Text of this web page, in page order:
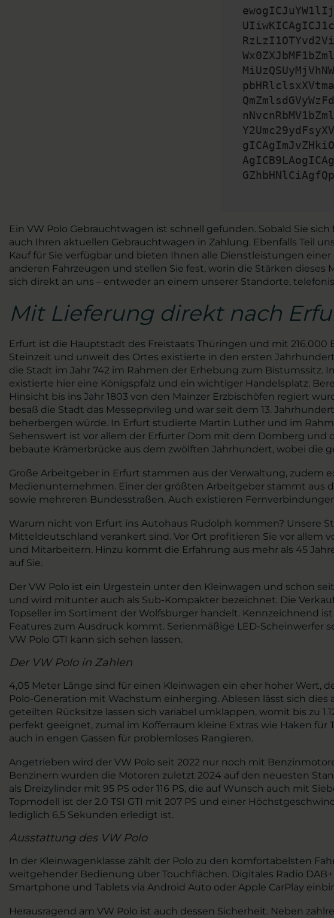
Ein VW Polo Gebrauchtwagen ist schnell gefunden. Sobald Sie
auch Ihren aktuellen Gebrauchtwagen in Zahlung. Ebenfalls Teil
Kauf für Sie verfügbar und bieten Ihnen alle Dienstleistungen
anderen Fahrzeugen und stellen Sie fest, worin die Stärken
sich direkt an uns – entweder an einem unserer Standorte,
Mit Lieferung direkt nach
Erfurt ist die Hauptstadt des Freistaats Thüringen und mit
Steinzeit und unweit des Ortes existierte in den ersten
die Stadt im Jahr 742 im Rahmen der Erhebung zum Bistumssitz.
existierte hier eine Königspfalz und ein wichtiger Handelsplatz.
Hinsicht bis ins Jahr 1803 von den Mainzer Erzbischöfen regiert
besaß die Stadt das Messeprivileg und war seit dem 13.
beherbergen würde. In Erfurt studierte Martin Luther und im
Sehenswert ist vor allem der Erfurter Dom mit dem Domberg
bebaute Krämerbrücke aus dem zwölften Jahrhundert, wobei die
Große Arbeitgeber in Erfurt stammen aus der Verwaltung, zudem
Medienunternehmen. Einer der größten Arbeitgeber stammt aus
sowie mehreren Bundesstraßen. Auch existieren
Warum nicht von Erfurt ins Autohaus Rudolph kommen? Unsere
Mitteldeutschland verankert sind. Vor Ort profitieren Sie vor allem
und Mitarbeitern. Hinzu kommt die Erfahrung aus mehr als 45
auf Sie.
Der VW Polo ist ein Urgestein unter den Kleinwagen und schon
und wird mitunter auch als Sub-Kompakter bezeichnet. Die
Topseller im Sortiment der Wolfsburger handelt. Kennzeichnend
Features zum Ausdruck kommt. Serienmäßige LED-
VW Polo GTI kann sich sehen lassen.
Der VW Polo in Zahlen
4,05 Meter Länge sind für einen Kleinwagen ein eher hoher Wert,
Polo-Generation mit Wachstum einherging. Ablesen lässt sich
geteilten Rücksitze lassen sich variabel umklappen, womit bis zu
perfekt geeignet, zumal im Kofferraum kleine Extras wie Haken
auch in engen Gassen für problemloses Rangieren.
Angetrieben wird der VW Polo seit 2022 nur noch mit
Benzinern wurden die Motoren zuletzt 2024 auf den neuesten
als Dreizylinder mit 95 PS oder 116 PS, die auf Wunsch auch mit
Topmodell ist der 2.0 TSI GTI mit 207 PS und einer
lediglich 6,5 Sekunden erledigt ist.
Ausstattung des VW Polo
In der Kleinwagenklasse zählt der Polo zu den komfortabelsten
weitgehender Bedienung über Touchflächen. Digitales Radio
Smartphone und Tablets via Android Auto oder Apple CarPlay
Herausragend am VW Polo ist auch dessen Sicherheit. Neben